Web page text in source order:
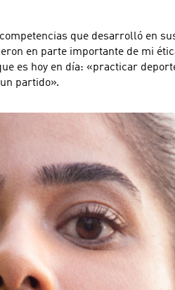
que desarrolló en
en parte importante de mi
es hoy en día: «practicar
partido».